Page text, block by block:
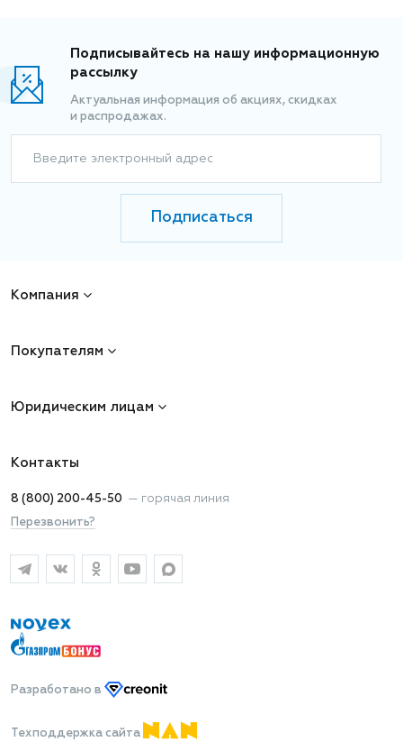
Подписывайтесь на нашу информационную
рассылку
Актуальная информация об акциях, скидках
и распродажах.
Введите электронный адрес
Подписаться
Компания
Покупателям
Юридическим лицам
Контакты
8 (800) 200-45-50 — горячая линия
Перезвонить?
Разработано в
Техподдержка сайта